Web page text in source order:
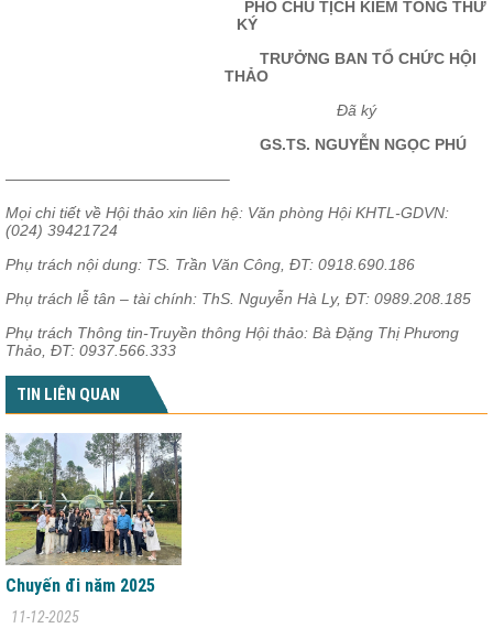
PHÓ CHỦ TỊCH KIÊM TỔNG THƯ
KÝ
TRƯỞNG BAN TỔ CHỨC HỘI
THẢO
Đã ký
GS.TS. NGUYỄN NGỌC PHÚ
——————————————–
Mọi chi tiết về Hội thảo xin liên hệ: Văn phòng Hội KHTL-GDVN:
(024) 39421724
Phụ trách nội dung: TS. Trần Văn Công, ĐT: 0918.690.186
Phụ trách lễ tân – tài chính: ThS. Nguyễn Hà Ly, ĐT: 0989.208.185
Phụ trách Thông tin-Truyền thông Hội thảo: Bà Đặng Thị Phương
Thảo, ĐT: 0937.566.333
TIN LIÊN QUAN
Chuyến đi năm 2025
11-12-2025